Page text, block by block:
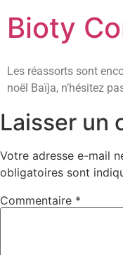
Bioty
Les réassorts sont
noël Baïja, n’hésitez
Laisser un
Votre adresse e-mail
obligatoires sont
Commentaire *